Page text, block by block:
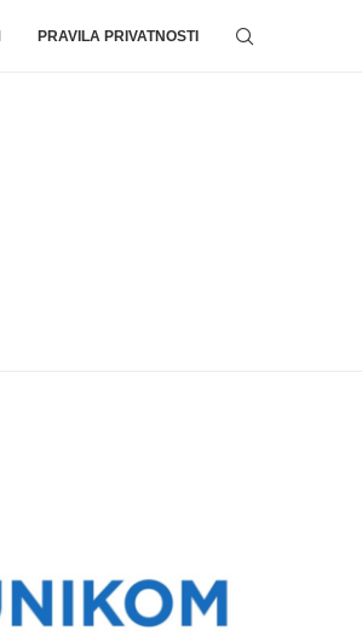
PRAVILA PRIVATNOSTI